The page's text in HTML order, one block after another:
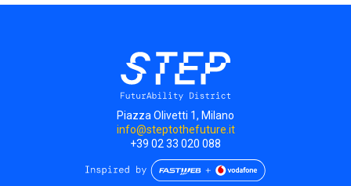
Piazza Olivetti 1, Milano
info@steptothefuture.it
+39 02 33 020 088